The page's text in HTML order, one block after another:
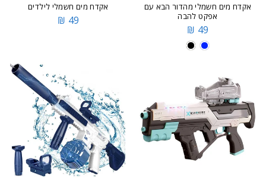
אקדח מים חשמלי מהדור הבא עם
אפקט להבה
49 ₪
אקדח מים חשמלי לילדים
49 ₪